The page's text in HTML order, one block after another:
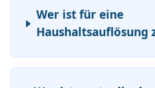
Wer ist für eine
Haushaltsauflösung